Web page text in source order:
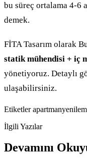
bu süreç ortalama 4-6
demek.
FİTA Tasarım olarak
statik mühendisi + iç
yönetiyoruz. Detaylı
ulaşabilirsiniz.
Etiketler apartman
İlgili Yazılar
Devamını